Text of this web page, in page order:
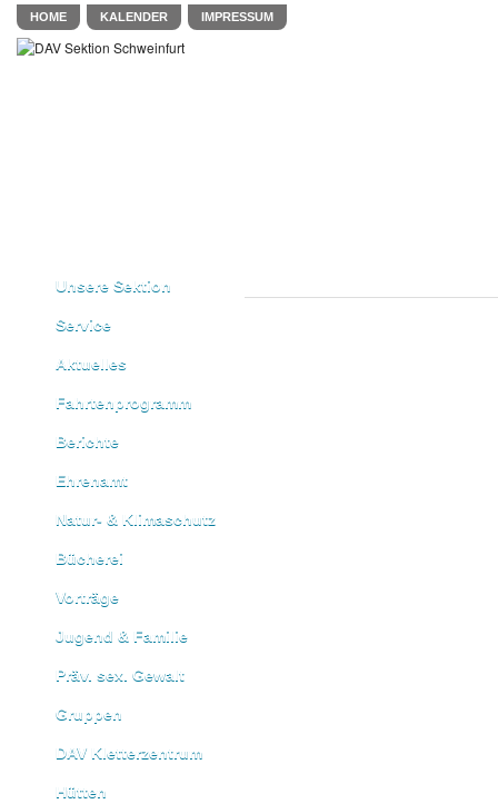
HOME KALENDER IMPRESSUM
Unsere Sektion
Service
Aktuelles
Fahrtenprogramm
Berichte
Ehrenamt
Natur- & Klimaschutz
Bücherei
Vorträge
Jugend & Familie
Präv. sex. Gewalt
Gruppen
DAV Kletterzentrum
Hütten